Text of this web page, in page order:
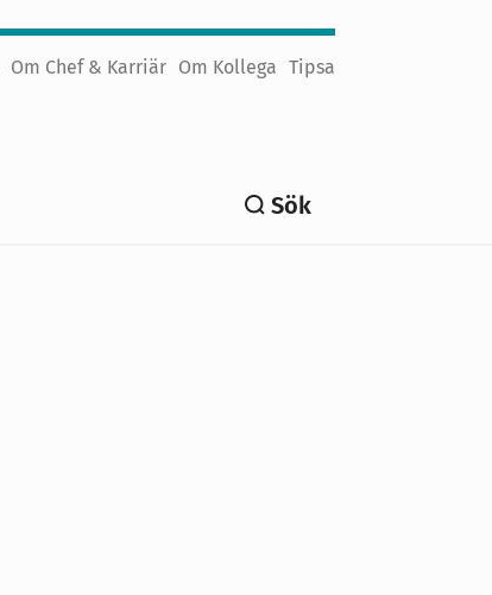
Om Chef & Karriär Om Kollega Tipsa
Sök